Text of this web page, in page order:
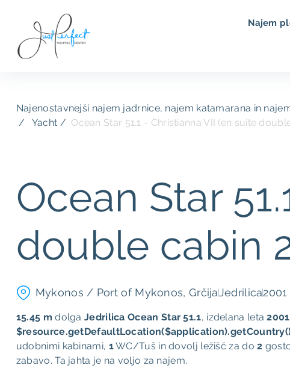
Najem
Najenostavnejši najem jadrnice, najem katamarana in
Yacht / Ocean Star 51.1 - Christianna VII (en suite
Ocean Star
double cabin
Mykonos / Port of Mykonos, GrčijaJedrilica2001
15.45 m dolgaJedrilica Ocean Star 51.1, ​​izdelana leta2001
udobnimi kabinami, 1WC/Tuš in dovolj ležišč za do2
zabavo. Ta jahta je na voljo za najem.